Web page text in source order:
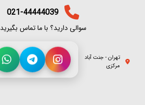
021-44444039
سوالی دارید؟ با ما تماس بگیرید
تهران - جنت آباد
مرکزی